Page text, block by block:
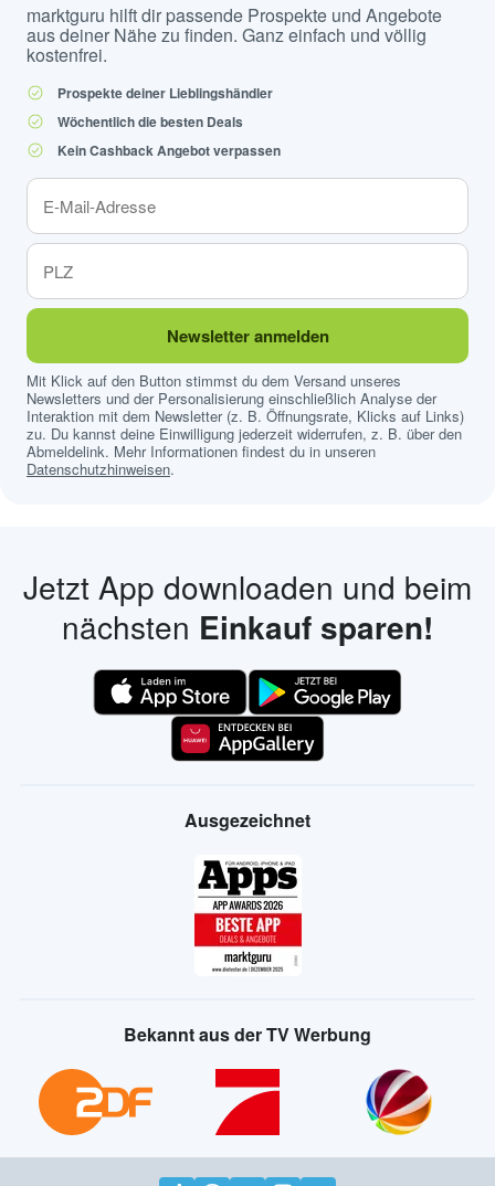
marktguru hilft dir passende Prospekte und Angebote
aus deiner Nähe zu finden. Ganz einfach und völlig
kostenfrei.
Prospekte deiner Lieblingshändler
Wöchentlich die besten Deals
Kein Cashback Angebot verpassen
Newsletter anmelden
Mit Klick auf den Button stimmst du dem Versand unseres
Newsletters und der Personalisierung einschließlich Analyse der
Interaktion mit dem Newsletter (z. B. Öffnungsrate, Klicks auf Links)
zu. Du kannst deine Einwilligung jederzeit widerrufen, z. B. über den
Abmeldelink. Mehr Informationen findest du in unseren
Datenschutzhinweisen.
Jetzt App downloaden und beim
nächsten Einkauf sparen!
Ausgezeichnet
Bekannt aus der TV Werbung